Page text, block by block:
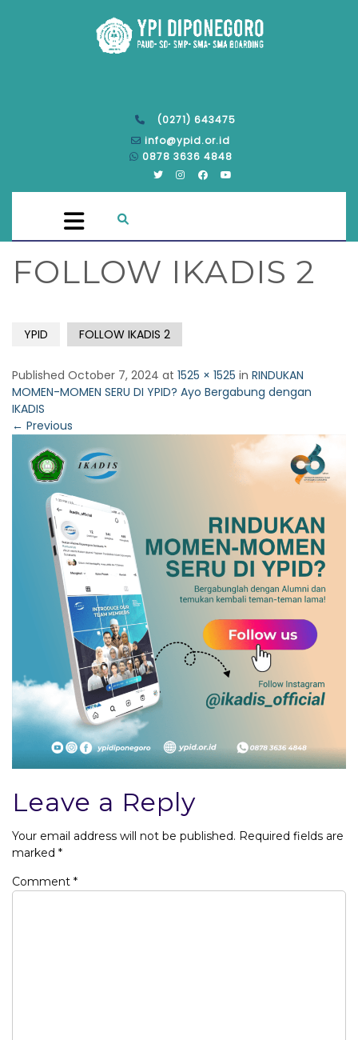
(0271) 643475
info@ypid.or.id
0878 3636 4848
FOLLOW IKADIS 2
YPID FOLLOW IKADIS 2
Published October 7, 2024 at 1525 × 1525 in RINDUKAN
MOMEN-MOMEN SERU DI YPID? Ayo Bergabung dengan
IKADIS
← Previous
Leave a Reply
Your email address will not be published. Required fields are
marked *
Comment *